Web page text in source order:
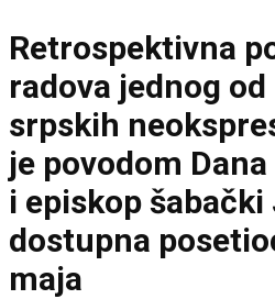
Retrospektivna
radova jednog
srpskih
je povodom
i episkop
dostupna
maja